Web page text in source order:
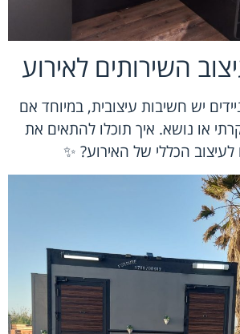
השירותים לאירוע
יש חשיבות עיצובית, במיוחד אם
או נושא. איך תוכלו להתאים את
לעיצוב הכללי של האירוע? ✨